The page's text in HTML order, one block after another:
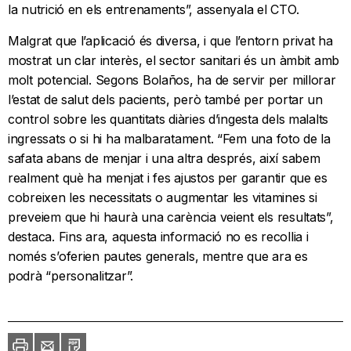
la nutrició en els entrenaments”, assenyala el CTO.
Malgrat que l’aplicació és diversa, i que l’entorn privat ha
mostrat un clar interès, el sector sanitari és un àmbit amb
molt potencial. Segons Bolaños, ha de servir per millorar
l’estat de salut dels pacients, però també per portar un
control sobre les quantitats diàries d’ingesta dels malalts
ingressats o si hi ha malbaratament. “Fem una foto de la
safata abans de menjar i una altra després, així sabem
realment què ha menjat i fes ajustos per garantir que es
cobreixen les necessitats o augmentar les vitamines si
preveiem que hi haurà una carència veient els resultats”,
destaca. Fins ara, aquesta informació no es recollia i
només s’oferien pautes generals, mentre que ara es
podrà “personalitzar”.
ImprimirEnviaPDF